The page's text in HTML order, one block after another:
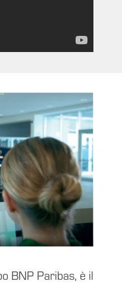
BNP Paribas, è il